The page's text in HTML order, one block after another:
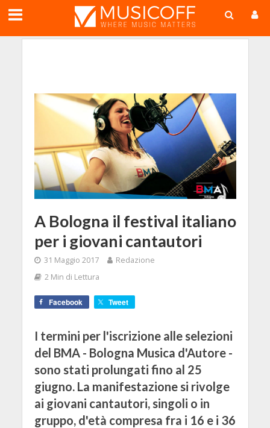
A Bologna il festival italiano
per i giovani cantautori
31 Maggio 2017
Redazione
2 Min di Lettura
Facebook Tweet
I termini per l'iscrizione alle selezioni
del BMA - Bologna Musica d'Autore -
sono stati prolungati fino al 25
giugno. La manifestazione si rivolge
ai giovani cantautori, singoli o in
gruppo, d'età compresa fra i 16 e i 36